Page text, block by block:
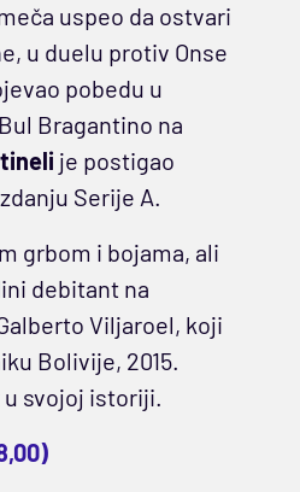
uspeo da ostvari
u duelu protiv Onse
pobedu u
Bragantino na
je postigao
Serije A.
grbom i bojama, ali
debitant na
Viljaroel, koji
Bolivije, 2015.
u svojoj istoriji.